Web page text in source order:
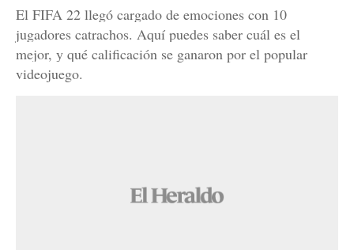
El FIFA 22 llegó cargado de emociones con 10
jugadores catrachos. Aquí puedes saber cuál es el
mejor, y qué calificación se ganaron por el popular
videojuego.